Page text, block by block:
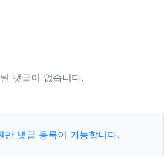
댓글이 없습니다.
만 댓글 등록이 가능합니다.